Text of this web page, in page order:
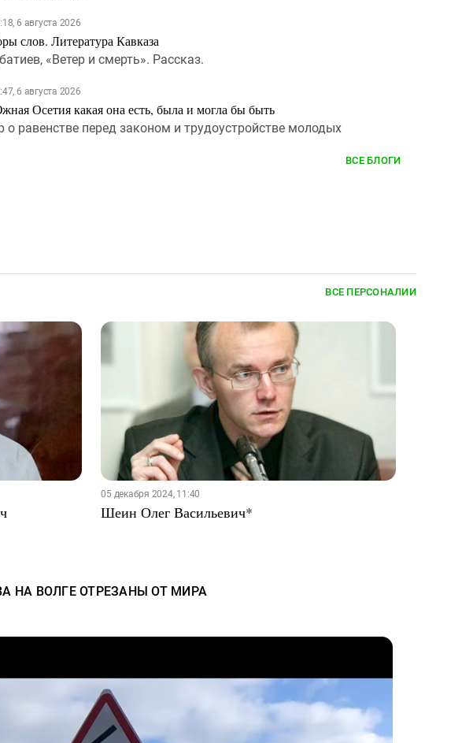
6 августа 2026
слов. Литература Кавказа
«Ветер и смерть». Рассказ.
6 августа 2026
Осетия какая она есть, была и могла бы быть
о равенстве перед законом и трудоустройстве молодых
ВСЕ БЛОГИ
ВСЕ ПЕРСОНАЛИИ
05 декабря 2024, 11:40
Шеин Олег Васильевич*
НА ВОЛГЕ ОТРЕЗАНЫ ОТ МИРА